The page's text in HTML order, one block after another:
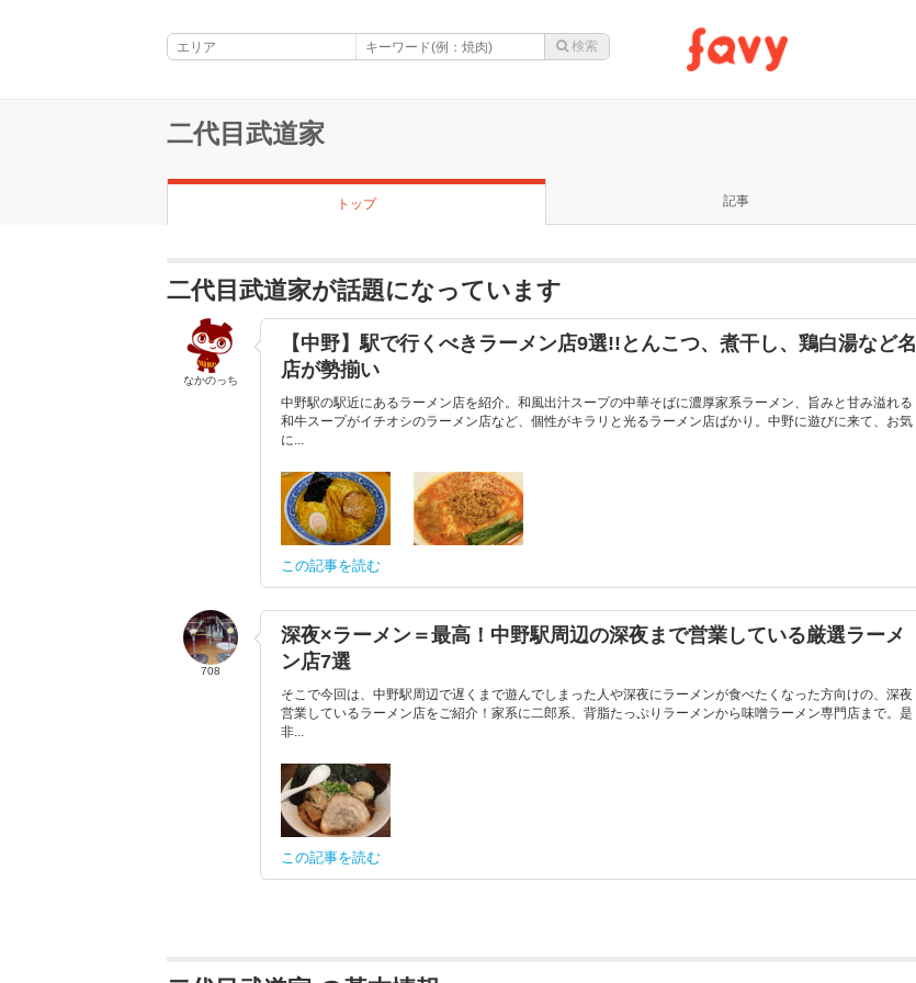
二代目武道家
トップ 記事
二代目武道家が話題になっています
なかのっち
【中野】駅で行くべきラーメン店9選!!とんこつ、煮干し、鶏白湯など名
店が勢揃い
中野駅の駅近にあるラーメン店を紹介。和風出汁スープの中華そばに濃厚家系ラーメン、旨みと甘み溢れる
和牛スープがイチオシのラーメン店など、個性がキラリと光るラーメン店ばかり。中野に遊びに来て、お気
に...
この記事を読む
708
深夜×ラーメン＝最高！中野駅周辺の深夜まで営業している厳選ラーメ
ン店7選
そこで今回は、中野駅周辺で遅くまで遊んでしまった人や深夜にラーメンが食べたくなった方向けの、深夜
営業しているラーメン店をご紹介！家系に二郎系、背脂たっぷりラーメンから味噌ラーメン専門店まで。是
非...
この記事を読む